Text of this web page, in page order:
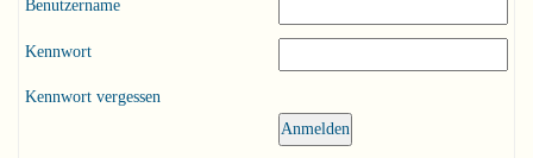
Benutzername
Kennwort
Kennwort vergessen